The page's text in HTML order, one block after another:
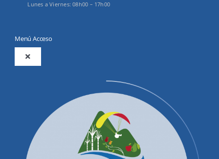
Lunes a Viernes: 08h00 – 17h00
Menú Acceso
Toggle
Productos y Servicios
Convocatorias Precalificación